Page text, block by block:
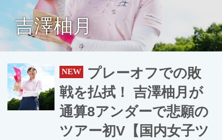
吉澤柚月
プレーオフでの敗
戦を払拭！ 吉澤柚月が
通算8アンダーで悲願の
ツアー初V【国内女子ツ